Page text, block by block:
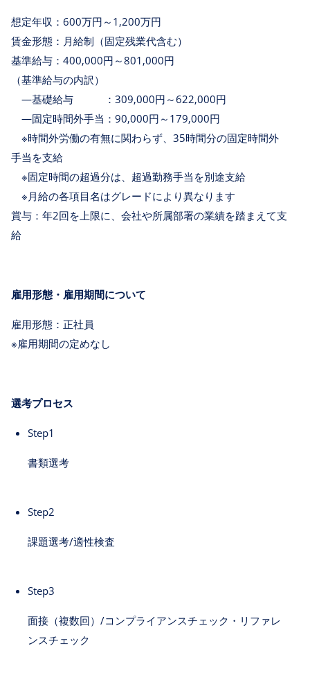
想定年収：600万円～1,200万円
賃金形態：月給制（固定残業代含む）
基準給与：400,000円～801,000円
（基準給与の内訳）
―基礎給与 ：309,000円～622,000円
―固定時間外手当：90,000円～179,000円
※時間外労働の有無に関わらず、35時間分の固定時間外
手当を支給
※固定時間の超過分は、超過勤務手当を別途支給
※月給の各項目名はグレードにより異なります
賞与：年2回を上限に、会社や所属部署の業績を踏まえて支
給
雇用形態・雇用期間について
雇用形態：正社員
※雇用期間の定めなし
選考プロセス
Step1
書類選考
Step2
課題選考/適性検査
Step3
面接（複数回）/コンプライアンスチェック・リファレ
ンスチェック